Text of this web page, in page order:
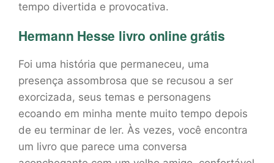
tempo divertida e provocativa.
Hermann Hesse livro online grátis
Foi uma história que permaneceu, uma
presença assombrosa que se recusou a ser
exorcizada, seus temas e personagens
ecoando em minha mente muito tempo depois
de eu terminar de ler. Às vezes, você encontra
um livro que parece uma conversa